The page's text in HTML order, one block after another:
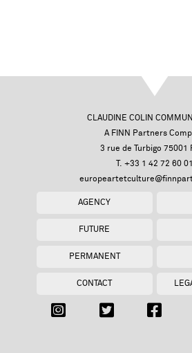
CLAUDINE COLIN
A FINN Partners
3 rue de Turbigo 75001
T. +33 1 42 72 60 01
AGENCY
FUTURE
PERMANENT
CONTACT